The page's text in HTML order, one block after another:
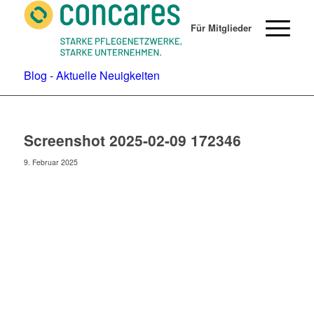
Für Mitglieder
Blog - Aktuelle Neuigkeiten
Screenshot 2025-02-09 172346
9. Februar 2025